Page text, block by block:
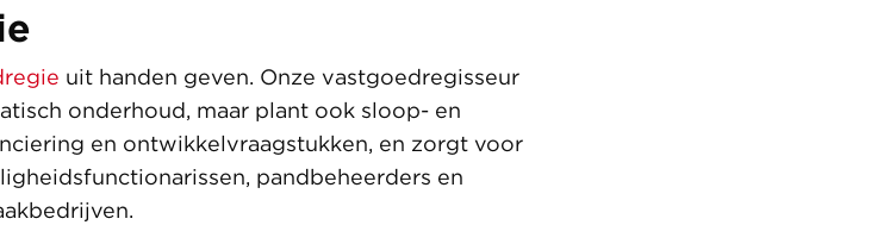
uit handen geven. Onze vastgoedregisseur
onderhoud, maar plant ook sloop- en
en ontwikkelvraagstukken, en zorgt voor
pandbeheerders en